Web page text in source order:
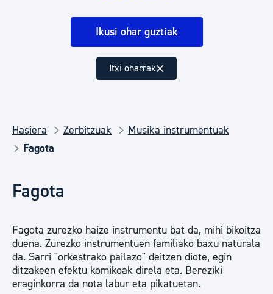
Ikusi ohar guztiak
Itxi oharrak
Hasiera Zerbitzuak
Musika instrumentuak
Fagota
Fagota
Fagota zurezko haize instrumentu bat da, mihi bikoitza
duena. Zurezko instrumentuen familiako baxu naturala
da. Sarri "orkestrako pailazo" deitzen diote, egin
ditzakeen efektu komikoak direla eta. Bereziki
eraginkorra da nota labur eta pikatuetan.